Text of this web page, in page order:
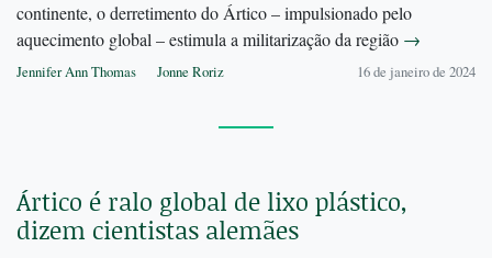
continente, o derretimento do Ártico – impulsionado pelo
aquecimento global – estimula a militarização da região →
Jennifer Ann Thomas Jonne Roriz 16 de janeiro de 2024
Ártico é ralo global de lixo plástico,
dizem cientistas alemães